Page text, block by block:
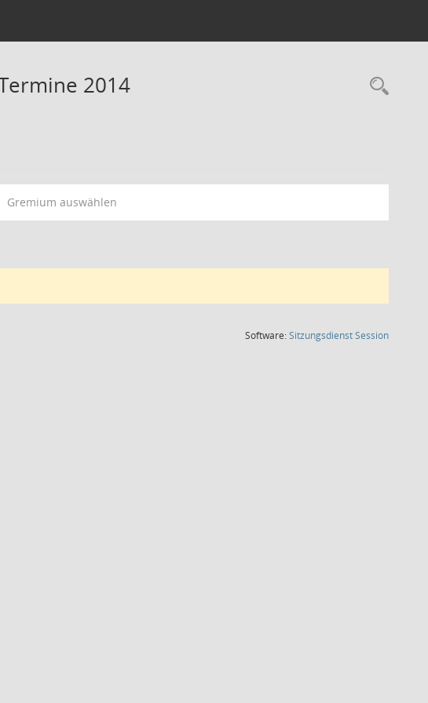
2014
Gremium auswählen
Software:SitzungsdienstSession(Wird in